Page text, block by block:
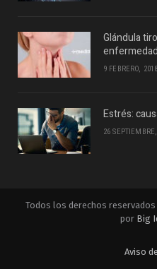
Glándula
9 FEBRERO, 2018
Estrés:
26
Todos los derechos
por Big
Aviso